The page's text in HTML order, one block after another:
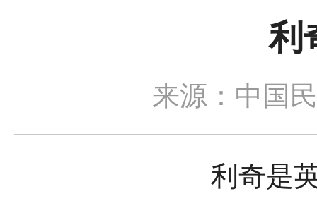
利
来源：中国
利奇是英